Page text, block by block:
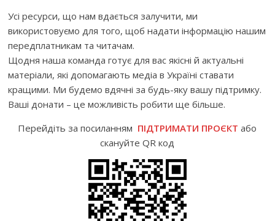
Усі ресурси, що нам вдається залучити, ми
використовуємо для того, щоб надати інформацію нашим
передплатникам та читачам.
Щодня наша команда готує для вас якісні й актуальні
матеріали, які допомагають медіа в Україні ставати
кращими. Ми будемо вдячні за будь-яку вашу підтримку.
Ваші донати – це можливість робити ще більше.
Перейдіть за посиланням ПІДТРИМАТИ ПРОЄКТ або
скануйте QR код